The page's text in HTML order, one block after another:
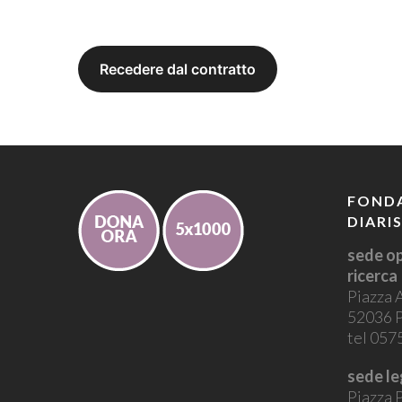
sede
ricerca
Piazza
52036
tel
sede
Piazza